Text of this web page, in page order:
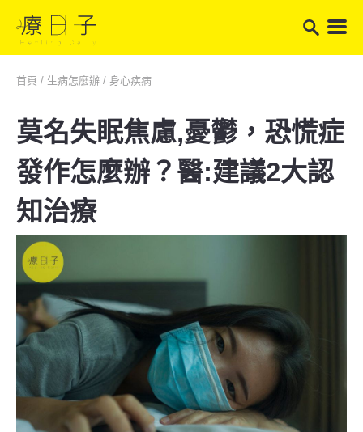
首頁 / 生病怎麼辦 / 身心疾病
莫名失眠焦慮,憂鬱，恐慌症
發作怎麼辦？醫:建議2大認
知治療